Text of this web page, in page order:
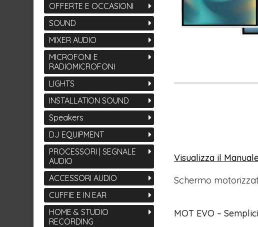
Visualizza il
Schermo
MOT EVO –
OFFERTE E OCCASIONI
SOUND
MIXER AUDIO
MICROFONI E
RADIOMICROFONI
LIGHTS
INSTALLATION SOUND
Speakers
DJ EQUIPMENT
PROCESSORI | SEGNALE
AUDIO
ACCESSORI AUDIO
CUFFIE E IN EAR
HOME & STUDIO
RECORDING